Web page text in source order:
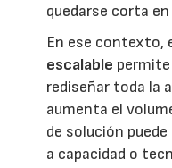
quedarse corta
En ese contexto,
escalable
rediseñar toda la
aumenta el
de solución
a capacidad o